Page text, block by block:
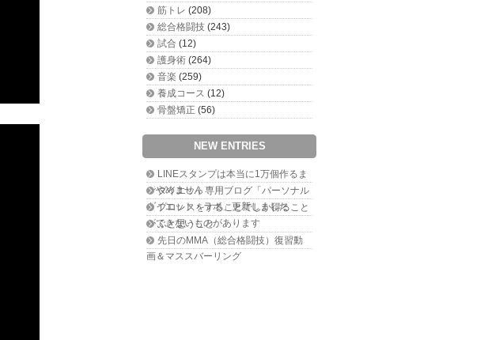
筋トレ (208)
総合格闘技 (243)
試合 (12)
護身術 (264)
音楽 (259)
養成コース (12)
骨盤矯正 (56)
NEW ENTRIES
LINEスタンプは本当に1万個作るま
でやめません
ダイエット専用ブログ「パーソナル
ダイエット・ラボ」更新しました
プロレスをすることでしか得ること
ができないものがあります
ふと思うこと
先日のMMA（総合格闘技）復習動
画＆マススバーリング